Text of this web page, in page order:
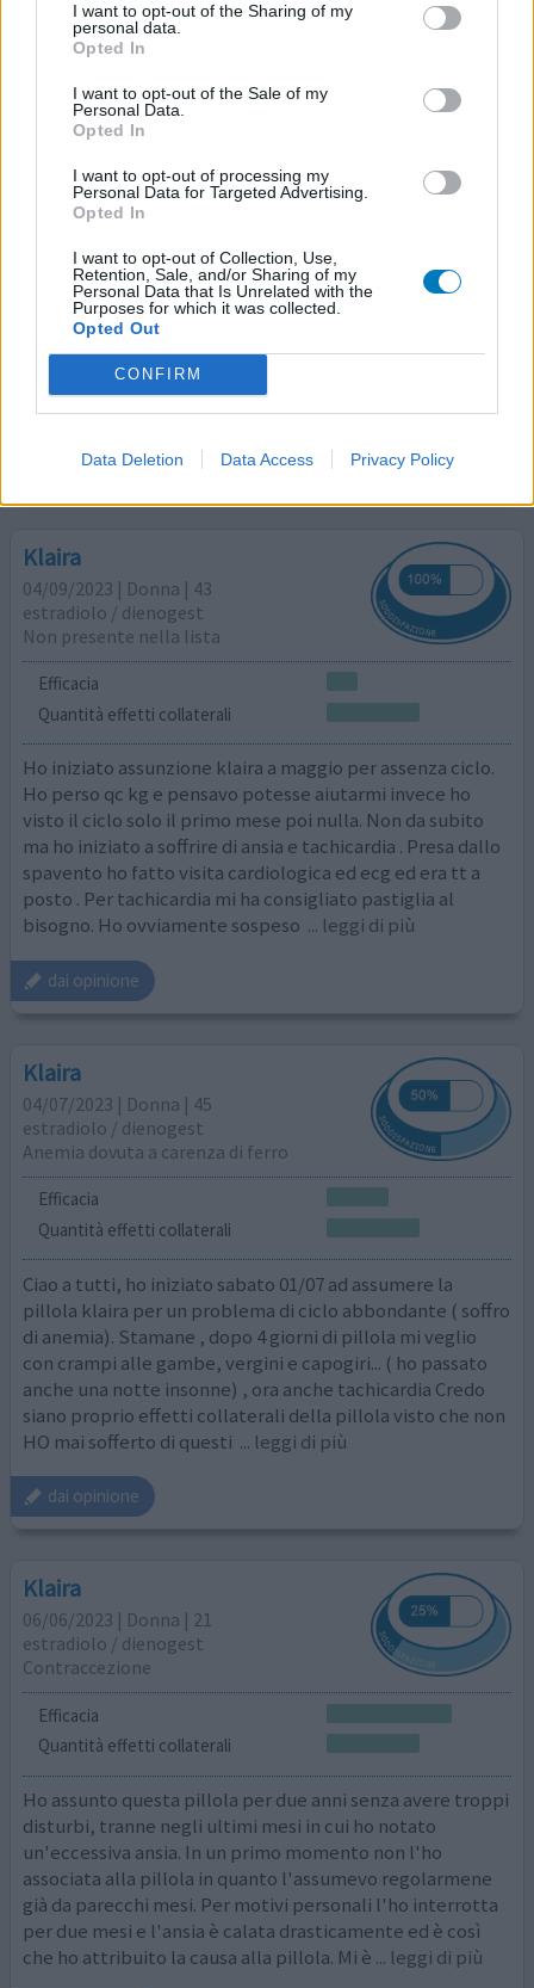
I want to opt-out of the Sharing of my
personal data.
Opted In
I want to opt-out of the Sale of my
Personal Data.
Opted In
I want to opt-out of processing my
Personal Data for Targeted Advertising.
Opted In
I want to opt-out of Collection, Use,
Retention, Sale, and/or Sharing of my
Personal Data that Is Unrelated with the
Purposes for which it was collected.
Opted Out
CONFIRM
Data Deletion Data Access Privacy Policy
Klaira
27/09/2023 | Donna | 24
Sindrome dell'ovaio policistico
Efficacia
Quantità effetti collaterali
Ho assunto Klaira per un mese, dopo aver avuto già altre
esperienze pregresse con altre note pillole come
Lusinelle. All’inizio sembrava funzionasse discretamente
nonostante il salasso di sangue e i crampi(che ho sempre
sperimentato al naturale) i primi giorni di assunzione. Poi
ho avuto qualche giorno di tregua con incredibile
incremento di energie ma uno strano affanno e
più
dai opinione
Klaira
04/09/2023 | Donna | 43
estradiolo / dienogest
Non presente nella lista
Efficacia
Quantità effetti collaterali
Ho iniziato assunzione klaira a maggio per assenza ciclo.
Ho perso qc kg e pensavo potesse aiutarmi invece ho
visto il ciclo solo il primo mese poi nulla. Non da subito
ma ho iniziato a soffrire di ansia e tachicardia . Presa dallo
spavento ho fatto visita cardiologica ed ecg ed era tt a
posto . Per tachicardia mi ha consigliato pastiglia al
bisogno. Ho ovviamente sospeso ... leggi di più
dai opinione
Klaira
04/07/2023 | Donna | 45
estradiolo / dienogest
Anemia dovuta a carenza di ferro
Efficacia
Quantità effetti collaterali
Ciao a tutti, ho iniziato sabato 01/07 ad assumere la
pillola klaira per un problema di ciclo abbondante ( soffro
di anemia). Stamane , dopo 4 giorni di pillola mi veglio
con crampi alle gambe, vergini e capogiri... ( ho passato
anche una notte insonne) , ora anche tachicardia Credo
siano proprio effetti collaterali della pillola visto che non
HO mai sofferto di questi ... leggi di più
dai opinione
Klaira
06/06/2023 | Donna | 21
estradiolo / dienogest
Contraccezione
Efficacia
Quantità effetti collaterali
Ho assunto questa pillola per due anni senza avere troppi
disturbi, tranne negli ultimi mesi in cui ho notato
un'eccessiva ansia. In un primo momento non l'ho
associata alla pillola in quanto l'assumevo regolarmene
già da parecchi mesi. Per motivi personali l'ho interrotta
per due mesi e l'ansia è calata drasticamente ed è così
che ho attribuito la causa alla pillola. Mi è ... leggi di più